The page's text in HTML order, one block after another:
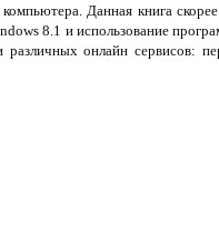
Данная книга скорее
8.1 и использование
онлайн сервисов: